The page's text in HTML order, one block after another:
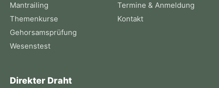
Mantrailing
Themenkurse
Gehorsamsprüfung
Wesenstest
Termine & Anmeldung
Kontakt
Direkter Draht